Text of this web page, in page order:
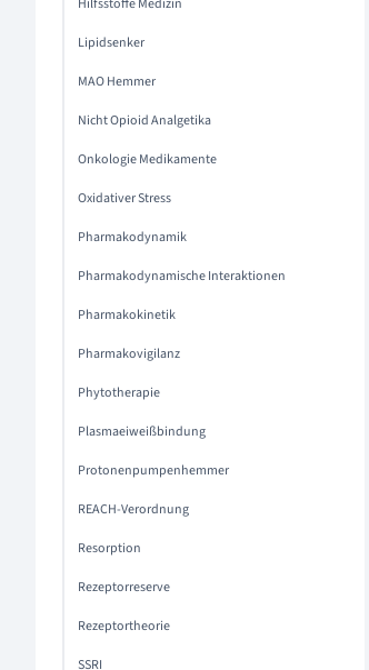
Hilfsstoffe Medizin
Lipidsenker
MAO Hemmer
Nicht Opioid Analgetika
Onkologie Medikamente
Oxidativer Stress
Pharmakodynamik
Pharmakodynamische Interaktionen
Pharmakokinetik
Pharmakovigilanz
Phytotherapie
Plasmaeiweißbindung
Protonenpumpenhemmer
REACH-Verordnung
Resorption
Rezeptorreserve
Rezeptortheorie
SSRI